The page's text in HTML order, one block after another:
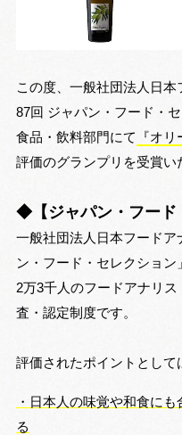
この度、一般社団法人日
87回 ジャパン・フード・
食品・飲料部門にて
『オ
評価のグランプリを受賞い
◆【ジャパン・フード
一般社団法人日本フード
ン・フード・セレクション
2万3千人のフードアナリ
査・認定制度です。
評価されたポイントとして
・日本人の味覚や和食に
る